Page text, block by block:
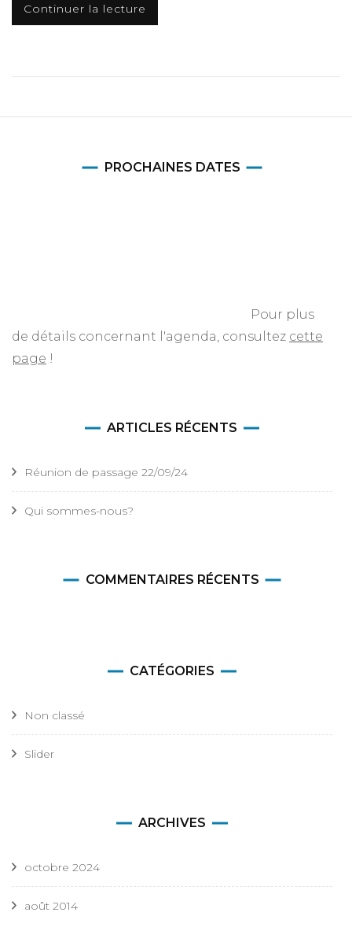
Continuer la lecture
PROCHAINES DATES
Pour plus
de détails concernant l'agenda, consultez cette
page !
ARTICLES RÉCENTS
Réunion de passage 22/09/24
Qui sommes-nous?
COMMENTAIRES RÉCENTS
CATÉGORIES
Non classé
Slider
ARCHIVES
octobre 2024
août 2014